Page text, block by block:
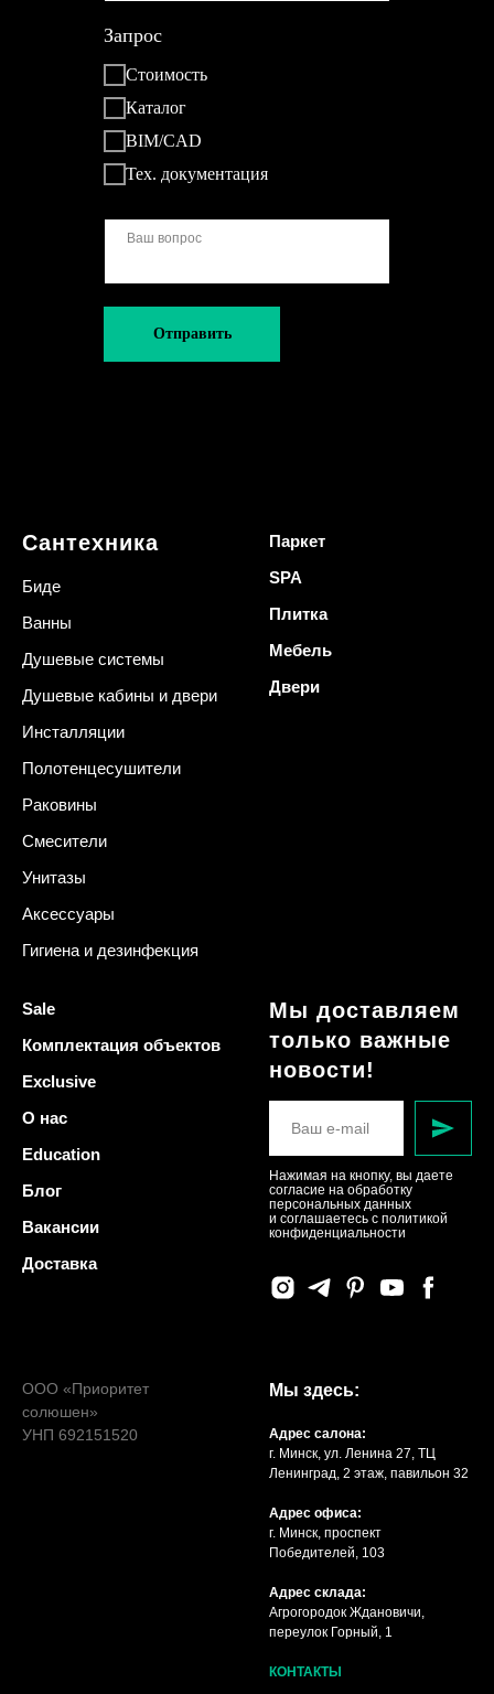
Запрос
Стоимость
Каталог
BIM/CAD
Тех. документация
Отправить
Сантехника
Биде
Ванны
Душевые системы
Душевые кабины и двери
Инсталляции
Полотенцесушители
Раковины
Смесители
Унитазы
Аксессуары
Гигиена и дезинфекция
Паркет
SPA
Плитка
Мебель
Двери
Sale
Комплектация объектов
Exclusive
О нас
Education
Блог
Вакансии
Доставка
Мы доставляем
только важные
новости!
Нажимая на кнопку, вы даете
согласие на обработку
персональных данных
и соглашаетесь c политикой
конфиденциальности
ООО «Приоритет
солюшен»
УНП 692151520
Мы здесь:
Адрес салона:
г. Минск, ул. Ленина 27, ТЦ
Ленинград, 2 этаж, павильон 32
Адрес офиса:
г. Минск, проспект
Победителей, 103
Адрес склада:
Агрогородок Ждановичи,
переулок Горный, 1
КОНТАКТЫ